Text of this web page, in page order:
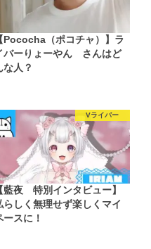
Pococha（ポコチャ）】ラ
バーりょーやん さんはど
な人？
Vライバー
藍夜 特別インタビュー】
らしく無理せず楽しくマイ
ースに！